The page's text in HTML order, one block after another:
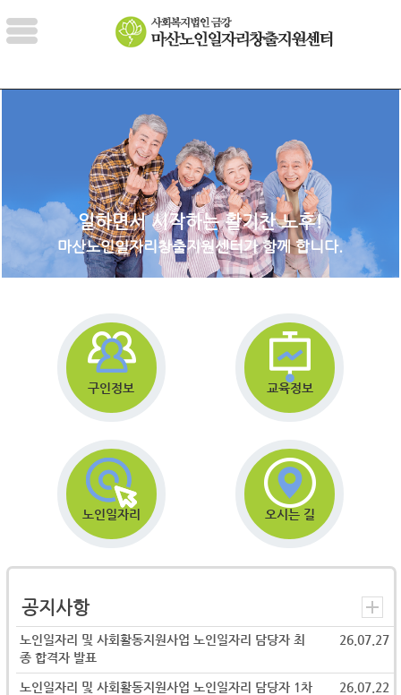
일하면서 시작하는 활기찬 노후!
마산노인일자리창출지원센터가 함께 합니다.
구인정보 교육정보
노인일자리 오시는 길
공지사항
노인일자리 및 사회활동지원사업 노인일자리 담당자 최
종 합격자 발표
26.07.27
노인일자리 및 사회활동지원사업 노인일자리 담당자 1차
26.07.22